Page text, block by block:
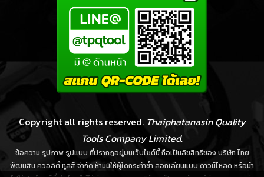
Copyright all rights reserved. Thaiphatanasin Quality
Tools Company Limited.
ข้อความ รูปภาพ รูปแบบ ที่ปรากฏอยู่บนเว็บไซต์นี้ ถือเป็นลิขสิทธิ์ของ บริษัท ไทย
พัฒนสิน ควอลิตี้ ทูลส์ จำกัด ห้ามมิให้ผู้ใดกระทำซ้ำ ลอกเลียนแบบ ดาวน์โหลด หรือนำ